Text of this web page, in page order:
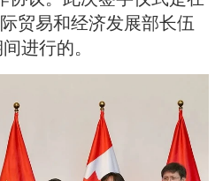
贸易和经济发展部长伍
进行的。